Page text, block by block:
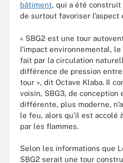
bâtiment, qui a été construit
de surtout favoriser l’aspect
« SBG2 est une tour
l’impact environnemental,
fait par la circulation
différence de pression
tour », dit Octave Klaba. Il
voisin, SBG3, de conception
différente, plus moderne,
le feu, alors qu’il est accolé
par les flammes.
Selon les informations que
SBG2 serait une tour